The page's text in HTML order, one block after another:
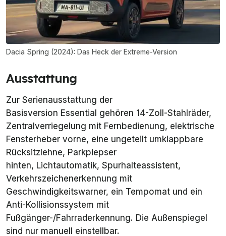
Dacia Spring (2024): Das Heck der Extreme-Version
Ausstattung
Zur Serienausstattung der
Basisversion Essential gehören 14-Zoll-Stahlräder,
Zentralverriegelung mit Fernbedienung, elektrische
Fensterheber vorne, eine ungeteilt umklappbare
Rücksitzlehne, Parkpiepser
hinten, Lichtautomatik, Spurhalteassistent,
Verkehrszeichenerkennung mit
Geschwindigkeitswarner, ein Tempomat und ein
Anti-Kollisionssystem mit
Fußgänger-/Fahrraderkennung. Die Außenspiegel
sind nur manuell einstellbar.